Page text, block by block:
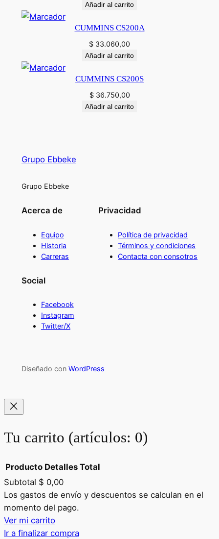
Añadir al carrito
CUMMINS CS200A
$ 33.060,00
Añadir al carrito
CUMMINS CS200S
$36.750,00
Añadir al carrito
Grupo Ebbeke
Grupo Ebbeke
Acerca de
Equipo
Historia
Carreras
Privacidad
Política de privacidad
Términos y condiciones
Contacta con consotros
Social
Facebook
Instagram
Twitter/X
Diseñado con WordPress
Tu carrito (artículos: 0)
Productos
del
carrito
Producto Detalles Total
Subtotal $ 0,00
Los gastos de envío y descuentos se calculan en el
momento del pago.
Ver mi carrito
Ir a finalizar compra